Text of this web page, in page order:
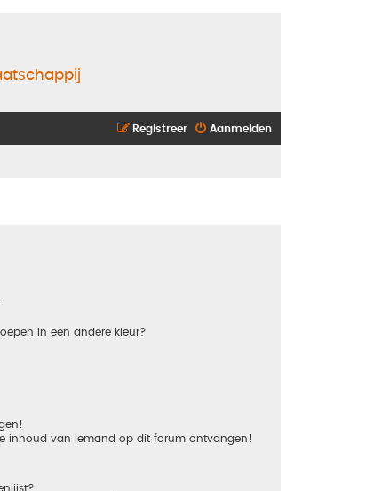
Aanmelden
Registreer
in een andere kleur?
inhoud van iemand op dit forum ontvangen!